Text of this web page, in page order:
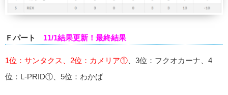
Ｆパート 11/1結果更新！最終結果
1位：サンタクス、2位：カメリア① 、3位：フクオカーナ、4
位：L-PRID①、5位：わかば